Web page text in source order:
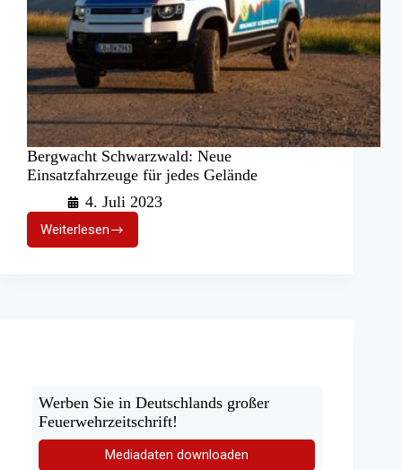
Bergwacht Schwarzwald: Neue
Einsatzfahrzeuge für jedes Gelände
4. Juli 2023
WeiterlesenBergwacht
Schwarzwald:
Werben Sie in Deutschlands großer
Feuerwehrzeitschrift!
Mediadaten downloaden